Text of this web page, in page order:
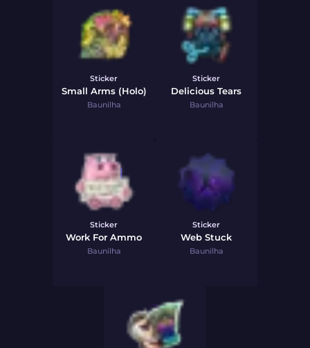
Sticker
Small Arms (Holo)
Baunilha
Sticker
Delicious Tears
Baunilha
Sticker
Work For Ammo
Baunilha
Sticker
Web Stuck
Baunilha